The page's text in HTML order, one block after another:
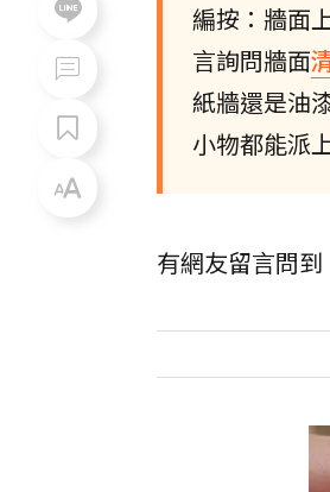
編按：牆面
言詢問牆面
紙牆還是油
小物都能派
有網友留言問